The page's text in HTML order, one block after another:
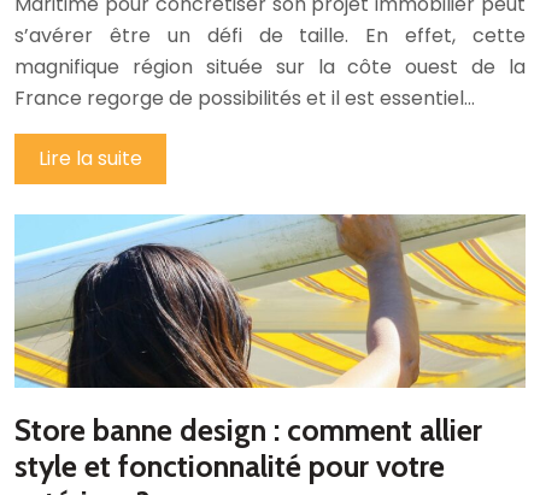
s’avérer être un défi de taille. En effet, cette
magnifique région située sur la côte ouest de la
France regorge de possibilités et il est essentiel…
Lire la suite
Store banne design : comment allier
style et fonctionnalité pour votre